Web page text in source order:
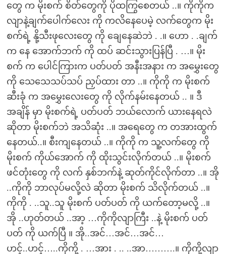
တွေ က မိုးစက် စိတ်တွေကို ပိုထကြွစေတယ် ..။ ကိုကိုက
လျာနဲ့ချက်ပေါက်လေး ကို ကလိနေပေမဲ့ လက်တွေက မိုး
စက်ရဲ့ နို့သီးဖုလေးတွေ ကို ချေနေဆဲဘဲ . .။ ဟော . .ချက်
က နေ အောက်ဘက် ကို ထပ် ဆင်းသွားပြန်ပြီ . …။ မိုး
စက် က ပေါင်ကြားက ပတ်ပတ် အနီးအနား က အမွှေးတွေ
ကို သေသေသပ်သပ် ညှပ်ထား တာ ..။ ကိုကို က မိုးစက်
ဆီးခုံ က အမွှေးလေးတွေ ကို လိုက်နမ်းနေတယ် .. ။ ဒီ
အချိန် မှာ မိုးစက်ရဲ့ ပတ်ပတ် ဘယ်လောက် ယားနေရလဲ
ဆိုတာ မိုးစက်ဘဲ အသိဆုံး ..။ အရေတွေ က တအားထွက်
နေတယ်..။ စီးကျနေတယ် ..။ ကိုကို က သူ့လက်တွေ ကို
မိုးစက် ကိုယ်အောက် ကို ထိုးသွင်းလိုက်တယ် ..။ မိုးစက်
ဖင်တုံးတွေ ကို လက် နှစ်ဘက်နဲ့ ဆုတ်ကိုင်လိုက်တာ ..။ အို
..ကိုကို ဘာလုပ်မလို့လဲ ဆိုတာ မိုးစက် သိလိုက်တယ် ..။
ကိုကို . ..သူ..သူ မိုးစက် ပတ်ပတ် ကို ယက်တော့မလို့ ..။
အို ..ဟုတ်တယ် ..အာ့ …ကိုကိုလျာကြီး ..နဲ့ မိုးစက် ပတ်
ပတ် ကို ယက်ပြီ ။ အို..အင်…အင်…အင်…
ဟင့်..ဟင့်…..ကိုကို့ . …အား . .. ..အာ……….။ ကိုကို့လျာ